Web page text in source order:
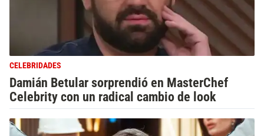
CELEBRIDADES
Damián Betular sorprendió en MasterChef
Celebrity con un radical cambio de look